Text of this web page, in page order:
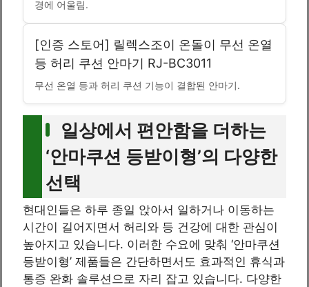
경에 어울림.
[인증 스토어] 릴렉스조이 온돌이 무선 온열
등 허리 쿠션 안마기 RJ-BC3011
무선 온열 등과 허리 쿠션 기능이 결합된 안마기.
일상에서 편안함을 더하는
‘안마쿠션 등받이형’의 다양한
선택
현대인들은 하루 종일 앉아서 일하거나 이동하는
시간이 길어지면서 허리와 등 건강에 대한 관심이
높아지고 있습니다. 이러한 수요에 맞춰 ‘안마쿠션
등받이형’ 제품들은 간단하면서도 효과적인 휴식과
통증 완화 솔루션으로 자리 잡고 있습니다. 다양한